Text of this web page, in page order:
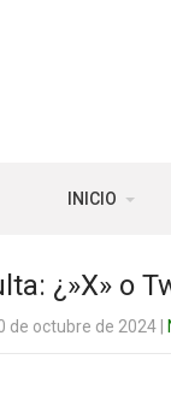
INICIO
¿»X» o
de octubre de 2024